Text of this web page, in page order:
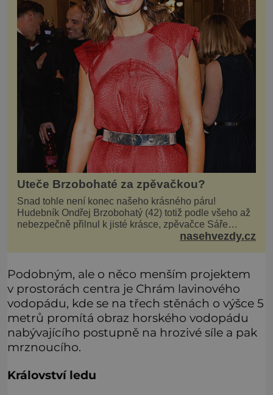
Uteče Brzobohaté za zpěvačkou?
Snad tohle není konec našeho krásného páru!
Hudebník Ondřej Brzobohatý (42) totiž podle všeho až
nebezpečně přilnul k jisté krásce, zpěvačce Sáře
Milfajtové (33), která jednou byla hostem v pořadu
nasehvezdy.cz
Podobným, ale o něco menším projektem
v prostorách centra je Chrám lavinového
vodopádu, kde se na třech stěnách o výšce 5
metrů promítá obraz horského vodopádu
nabývajícího postupně na hrozivé síle a pak
mrznoucího.
Království ledu